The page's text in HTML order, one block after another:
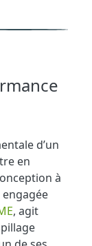
d’un
en
à
, agit